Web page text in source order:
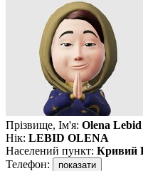
Прізвище, Ім'я: Olena Lebid
Нік: LEBID OLENA
Населений пункт: Кривий
Телефон:
показати